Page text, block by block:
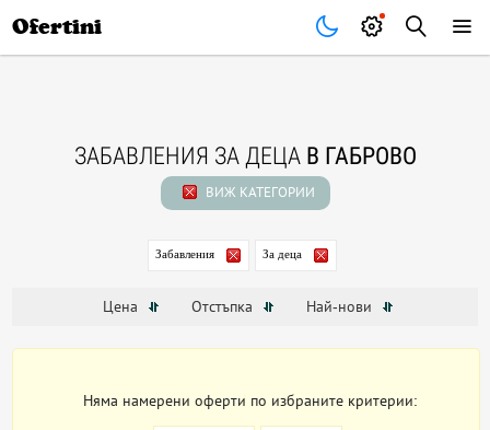
Ofertini
ЗАБАВЛЕНИЯ ЗА ДЕЦА В ГАБРОВО
ВИЖ КАТЕГОРИИ
Забавления За деца
Цена Отстъпка Най-нови
Няма намерени оферти по избраните критерии: